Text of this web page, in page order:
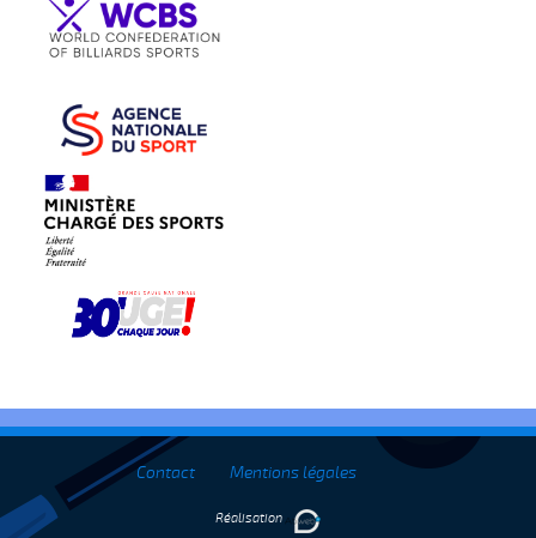
Contact Mentions légales
Réalisation